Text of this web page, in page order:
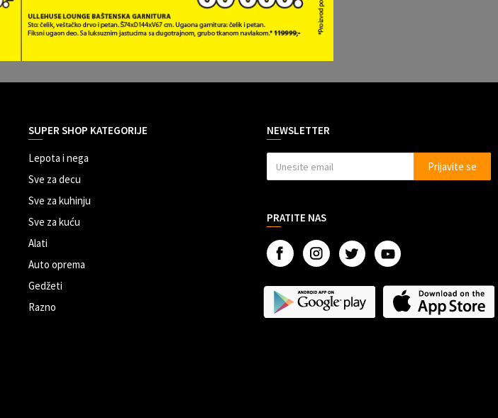
SUPER SHOP KATEGORIJE
Lepota i nega
Sve za decu
Sve za kuhinju
Sve za kuću
Alati
Auto oprema
Gedžeti
Razno
NEWSLETTER
Prijavite se
PRATITE NAS